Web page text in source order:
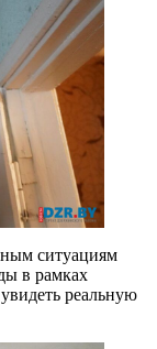
ситуациям
в рамках
реальную